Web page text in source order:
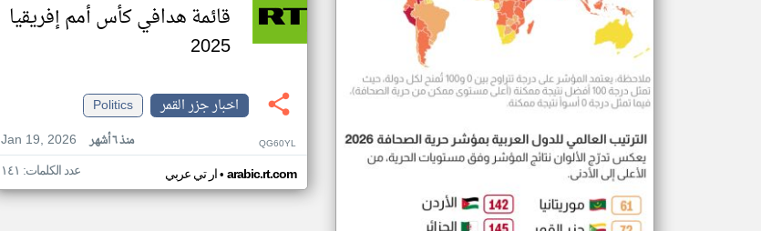
قائمة هدافي كأس أمم إفريقيا
2025
اخبار جزر القمر
Politics
Jan 19, 2026
منذ ٦ أشهر QG60YL
ار تي عربي• arabic.rt.com عدد الكلمات: ١٤١